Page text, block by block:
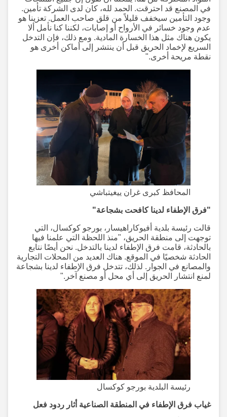
في المصنع قد احترقت. الحمد لله، كان لدى الشركة تأمين.
وجود التأمين سيخفف قليلاً من قلق صاحب العمل. تعزينا هو
عدم وجود خسائر في الأرواح أو إصابات، لكننا كنا نأمل ألا
يكون هناك مثل هذا الخسارة المادية. ومع ذلك، فإن التدخل
السريع لإخماد الحريق قبل أن ينتشر إلى أماكن أخرى هو
نقطة مريحة أخرى."
المحافظ كبرى غران ييغيتباشي
"فرق الإطفاء لدينا كافحت بشجاعة"
قالت رئيسة بلدية أفيوكاراهيسار، بورجو كوكسال، التي
توجهت إلى منطقة الحريق، "منذ اللحظة التي علمنا فيها
بالحادثة، قامت فرق الإطفاء لدينا بالتدخل. نحن أيضًا نتابع
الحادثة شخصيًا في الموقع. هناك العديد من المحلات التجارية
والمصانع في الجوار. لذلك، تتدخل فرق الإطفاء لدينا بشجاعة
لمنع انتشار الحريق إلى أي محل أو مصنع آخر."
رئيسة البلدية بورجو كوكسال
غياب فرق الإطفاء في المنطقة الصناعية أثار ردود فعل